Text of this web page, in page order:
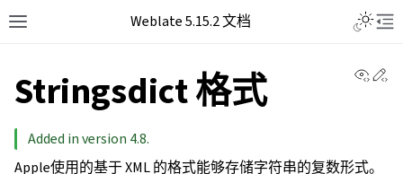
Weblate 5.15.2 文档
Stringsdict 格式
Added in version 4.8.
Apple使用的基于 XML 的格式能够存储字符串的复数形式。